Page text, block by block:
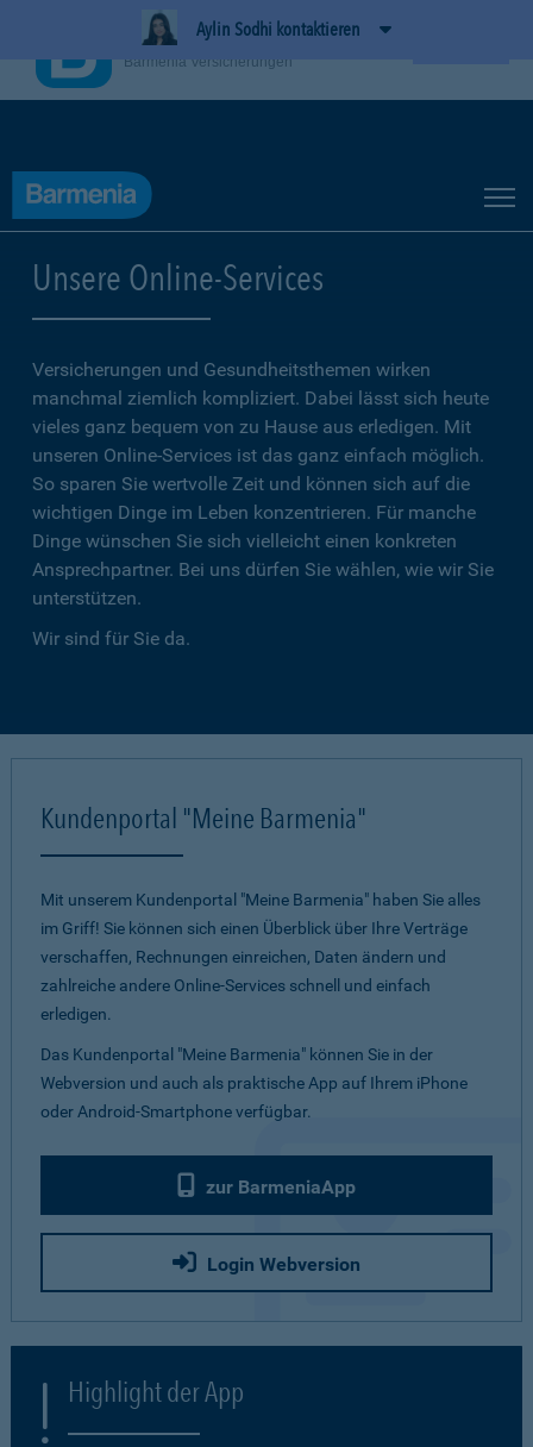
Aylin Sodhi kontaktieren
Unsere Online-Services
Versicherungen und Gesundheitsthemen wirken
manchmal ziemlich kompliziert. Dabei lässt sich heute
vieles ganz bequem von zu Hause aus erledigen. Mit
unseren Online-Services ist das ganz einfach möglich.
So sparen Sie wertvolle Zeit und können sich auf die
wichtigen Dinge im Leben konzentrieren. Für manche
Dinge wünschen Sie sich vielleicht einen konkreten
Ansprechpartner. Bei uns dürfen Sie wählen, wie wir Sie
unterstützen.
Wir sind für Sie da.
Kundenportal "Meine Barmenia"
Mit unserem Kundenportal "Meine Barmenia" haben Sie alles
im Griff! Sie können sich einen Überblick über Ihre Verträge
verschaffen, Rechnungen einreichen, Daten ändern und
zahlreiche andere Online-Services schnell und einfach
erledigen.
Das Kundenportal "Meine Barmenia" können Sie in der
Webversion und auch als praktische App auf Ihrem iPhone
oder Android-Smartphone verfügbar.
zur BarmeniaApp
Login Webversion
Highlight der App
BarmeniaApp
Barmenia Versicherungen